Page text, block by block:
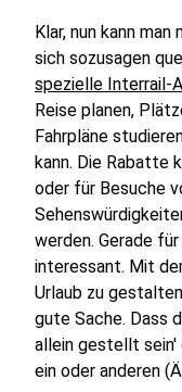
Klar, nun kann
sich sozusagen
spezielle Interrail-
Reise planen,
Fahrpläne
kann. Die Rabatte
oder für Besuche
werden. Gerade
interessant. Mit
Urlaub zu
gute Sache. Dass
allein gestellt sein'
ein oder anderen